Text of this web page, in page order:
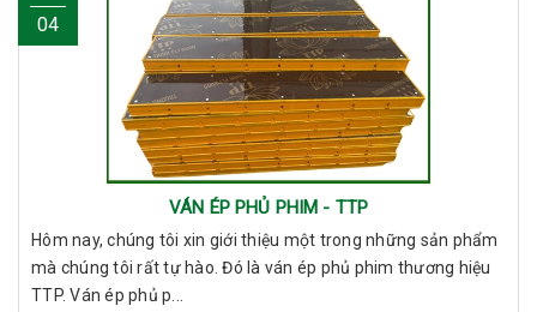
04
VÁN ÉP PHỦ PHIM - TTP
Hôm nay, chúng tôi xin giới thiệu một trong những sản phẩm
mà chúng tôi rất tự hào. Đó là ván ép phủ phim thương hiệu
TTP. Ván ép phủ p...